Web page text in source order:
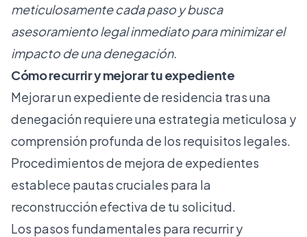
meticulosamente cada paso y busca
asesoramiento legal inmediato para minimizar el
impacto de una denegación.
Cómo recurrir y mejorar tu expediente
Mejorar un expediente de residencia tras una
denegación requiere una estrategia meticulosa y
comprensión profunda de los requisitos legales.
Procedimientos de mejora de expedientes
establece pautas cruciales para la
reconstrucción efectiva de tu solicitud.
Los pasos fundamentales para recurrir y